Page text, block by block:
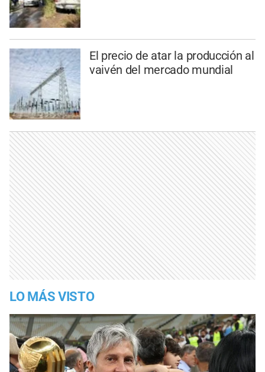
El precio de atar la producción al
vaivén del mercado mundial
LO MÁS VISTO